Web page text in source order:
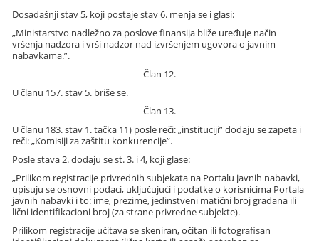
Dosadašnji stav 5, koji postaje stav 6. menja se i glasi:
„Ministarstvo nadležno za poslove finansija bliže uređuje način
vršenja nadzora i vrši nadzor nad izvršenjem ugovora o javnim
nabavkama.”.
Član 12.
U članu 157. stav 5. briše se.
Član 13.
U članu 183. stav 1. tačka 11) posle reči: „instituciji” dodaju se zapeta i
reči: „Komisiji za zaštitu konkurencije”.
Posle stava 2. dodaju se st. 3. i 4, koji glase:
„Prilikom registracije privrednih subjekata na Portalu javnih nabavki,
upisuju se osnovni podaci, uključujući i podatke o korisnicima Portala
javnih nabavki i to: ime, prezime, jedinstveni matični broj građana ili
lični identifikacioni broj (za strane privredne subjekte).
Prilikom registracije učitava se skeniran, očitan ili fotografisan